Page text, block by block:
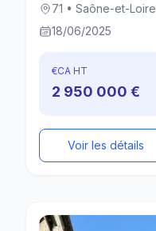
71 • Saône-et-Loire
18/06/2025
€CA HT
2 950 000 €
Voir les détails